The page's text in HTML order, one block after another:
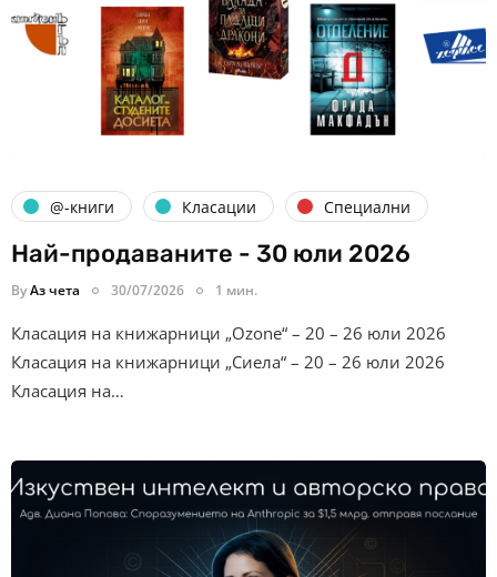
@-книги Класации Специални
Най-продаваните - 30 юли 2026
ByАз чета 30/07/2026 1 мин.
Класация на книжарници „Ozone“ – 20 – 26 юли 2026
Класация на книжарници „Сиела“ – 20 – 26 юли 2026
Класация на…